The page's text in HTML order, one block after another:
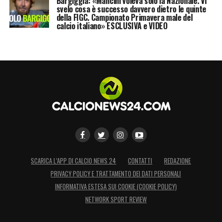
LA PLAYLIST DELLE NOSTRE TOP NEWS
svelo cosa è successo davvero dietro le quinte
della FIGC. Campionato Primavera male del
calcio italiano» ESCLUSIVA e VIDEO
SCARICA L’APP DI CALCIO NEWS 24 CONTATTI
REDAZIONE
PRIVACY POLICY E TRATTAMENTO DEI DATI PERSONALI
INFORMATIVA ESTESA SUI COOKIE (COOKIE POLICY)
NETWORK SPORT REVIEW